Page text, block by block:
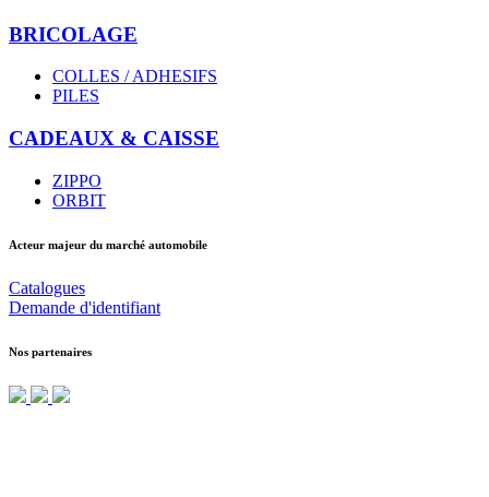
BRICOLAGE
COLLES / ADHESIFS
PILES
CADEAUX & CAISSE
ZIPPO
ORBIT
Acteur majeur du marché automobile
Catalogues
Demande d'identifiant
Nos partenaires